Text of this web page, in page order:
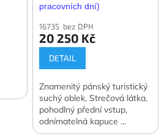
pracovních dní)
16735 bez DPH
20 250 Kč
DETAIL
Znamenitý pánský turistický
suchý oblek. Strečová látka,
pohodlný přední vstup,
odnímatelná kapuce ...
Pohodlí pro fanoušky